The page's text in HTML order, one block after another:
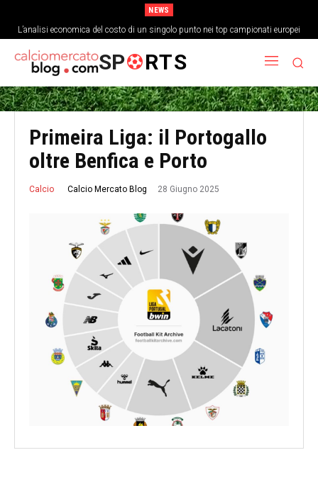
NEWS
L’analisi economica del costo di un singolo punto nei top campionati europei
SP RTS
Primeira Liga: il Portogallo
oltre Benfica e Porto
Calcio Calcio Mercato Blog 28 Giugno 2025